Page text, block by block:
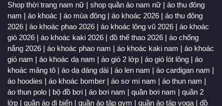
Shop thời trang nam nữ | shop quần áo nam nữ | áo thu đông
nam | áo khoác | áo mùa đông | áo khoác 2026 | áo thu đông
2026 | áo khoác phao 2026 | áo khoác lông vũ 2026 | áo khoác
gió 2026 | áo khoác kaki 2026 | đồ thể thao 2026 | áo chống
nắng 2026 | áo khoác phao nam | áo khoác kaki nam | áo khoác
gió nam | áo khoác dạ nam | áo gió 2 lớp | áo gió lót lông | áo
khoác măng tô | áo dạ dáng dài | áo len nam | áo cardigan nam |
áo hoodies | áo khoác bomber | áo sơ mi nam | áo thun nam |
áo thun polo | bộ đồ bơi | áo bơi nam | quần bơi nam | quần 2
lớp | quần áo đi biển | quần áo tập gym | quần áo tập yoga | đồ